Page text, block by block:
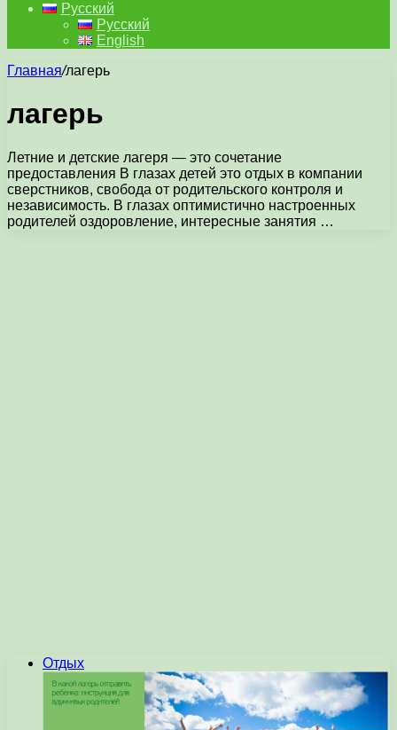
Русский
Русский
English
Главная/лагерь
лагерь
Летние и детские лагеря — это сочетание
предоставления В глазах детей это отдых в компании
сверстников, свобода от родительского контроля и
независимость. В глазах оптимистично настроенных
родителей оздоровление, интересные занятия …
Отдых